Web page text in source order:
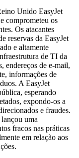
Unido EasyJet
comprometeu os
Os atacantes
reservas da EasyJet
e altamente
de TI da
endereços de e-mail,
informações de
A EasyJet
esperando
expondo-os a
e fraudes.
uma
fracos nas práticas
em relação aos